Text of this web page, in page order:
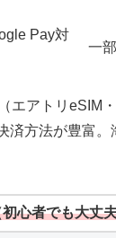
Pay対
一
エアトリeSIM
済方法が豊富。
心者でも大丈